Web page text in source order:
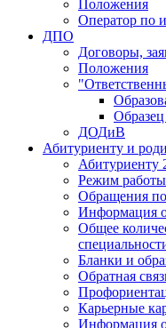
Положения
Оператор по
ДПО
Договоры,
Положения
ДОДиВ
Абитуриенту и
Абитуриенту
Режим
Обращения
Информация о
Общее
Бланки и
Обратная
Карьерные
Информация